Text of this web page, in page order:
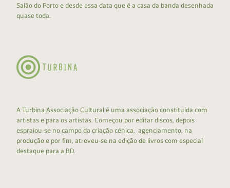
Salão do Porto e desde essa data que é a casa da banda desenhada
quase toda.
A Turbina Associação Cultural é uma associação constituída com
artistas e para os artistas. Começou por editar discos, depois
espraiou-se no campo da criação cénica, agenciamento, na
produção e por fim, atreveu-se na edição de livros com especial
destaque para a BD.